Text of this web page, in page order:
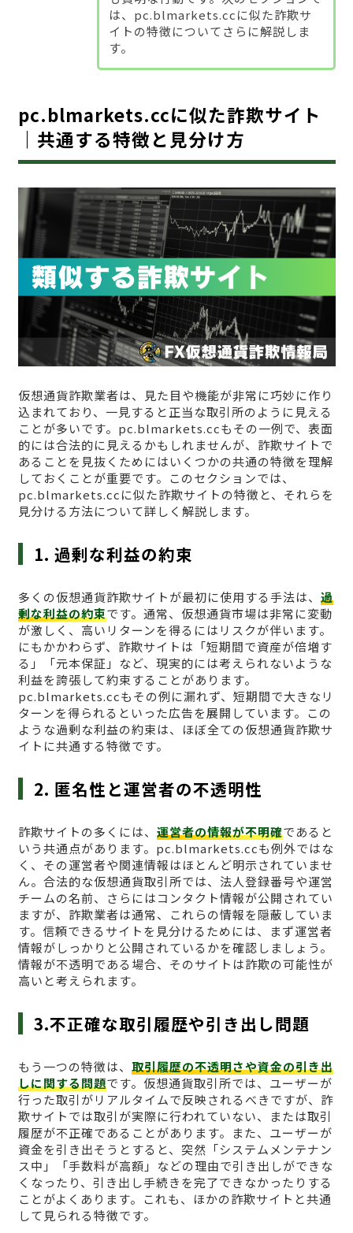
は、pc.blmarkets.ccに似た詐欺サ
イトの特徴についてさらに解説しま
す。
pc.blmarkets.ccに似た詐欺サイト
｜共通する特徴と見分け方
仮想通貨詐欺業者は、見た目や機能が非常に巧妙に作り
込まれており、一見すると正当な取引所のように見える
ことが多いです。pc.blmarkets.ccもその一例で、表面
的には合法的に見えるかもしれませんが、詐欺サイトで
あることを見抜くためにはいくつかの共通の特徴を理解
しておくことが重要です。このセクションでは、
pc.blmarkets.ccに似た詐欺サイトの特徴と、それらを
見分ける方法について詳しく解説します。
1. 過剰な利益の約束
多くの仮想通貨詐欺サイトが最初に使用する手法は、 過
剰な利益の約束です。通常、仮想通貨市場は非常に変動
が激しく、高いリターンを得るにはリスクが伴います。
にもかかわらず、詐欺サイトは「短期間で資産が倍増す
る」「元本保証」など、現実的には考えられないような
利益を誇張して約束することがあります。
pc.blmarkets.ccもその例に漏れず、短期間で大きなリ
ターンを得られるといった広告を展開しています。この
ような過剰な利益の約束は、ほぼ全ての仮想通貨詐欺サ
イトに共通する特徴です。
2. 匿名性と運営者の不透明性
詐欺サイトの多くには、 運営者の情報が不明確であると
いう共通点があります。pc.blmarkets.ccも例外ではな
く、その運営者や関連情報はほとんど明示されていませ
ん。合法的な仮想通貨取引所では、法人登録番号や運営
チームの名前、さらにはコンタクト情報が公開されてい
ますが、詐欺業者は通常、これらの情報を隠蔽していま
す。信頼できるサイトを見分けるためには、まず運営者
情報がしっかりと公開されているかを確認しましょう。
情報が不透明である場合、そのサイトは詐欺の可能性が
高いと考えられます。
3.不正確な取引履歴や引き出し問題
もう一つの特徴は、 取引履歴の不透明さや資金の引き出
しに関する問題です。仮想通貨取引所では、ユーザーが
行った取引がリアルタイムで反映されるべきですが、詐
欺サイトでは取引が実際に行われていない、または取引
履歴が不正確であることがあります。また、ユーザーが
資金を引き出そうとすると、突然「システムメンテナン
ス中」「手数料が高額」などの理由で引き出しができな
くなったり、引き出し手続きを完了できなかったりする
ことがよくあります。これも、ほかの詐欺サイトと共通
して見られる特徴です。